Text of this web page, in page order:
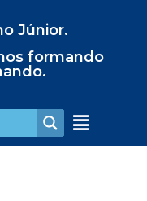
Júnior.
formando